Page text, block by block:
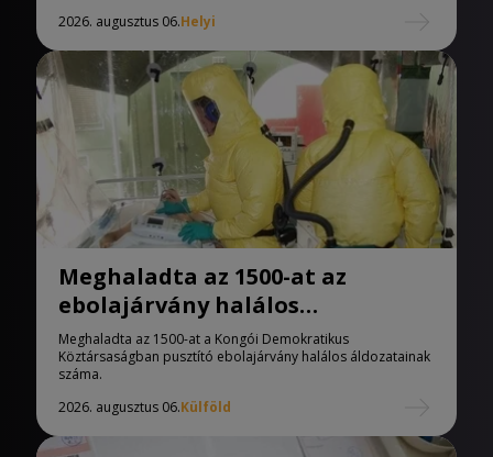
2026. augusztus 06.Helyi
Meghaladta az 1500-at az
ebolajárvány halálos
áldozatainak száma
Meghaladta az 1500-at a Kongói Demokratikus
Köztársaságban pusztító ebolajárvány halálos áldozatainak
száma.
2026. augusztus 06.Külföld